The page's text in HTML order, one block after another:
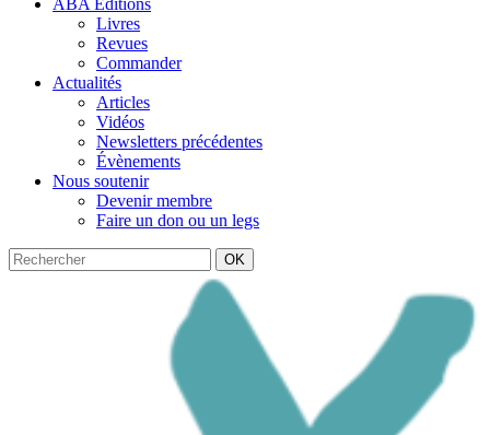
ABA Éditions
Livres
Revues
Commander
Actualités
Articles
Vidéos
Newsletters précédentes
Évènements
Nous soutenir
Devenir membre
Faire un don ou un legs
OK